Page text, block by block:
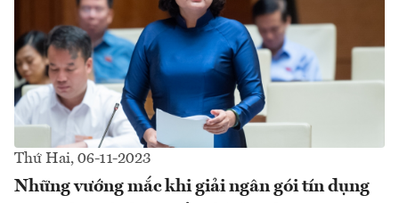
Thứ Hai, 06-11-2023
Những vướng mắc khi giải ngân gói tín dụng